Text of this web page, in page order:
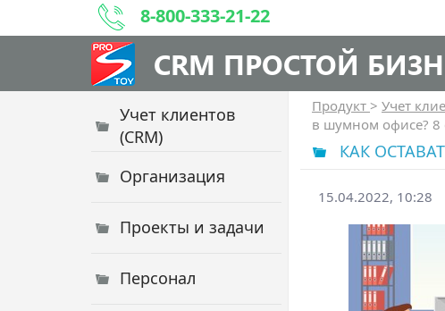
8-800-333-21-22
CRM ПРОСТОЙ
Учет клиентов
(CRM)
Организация
Проекты и задачи
Персонал
Продукт > Учет
в шумном офисе? 8
КАК
15.04.2022, 10:28